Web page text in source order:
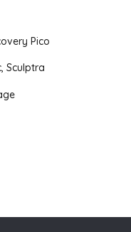
Pico
Sculptra